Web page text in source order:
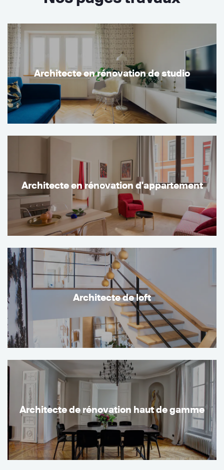
Architecte en rénovation de studio
Architecte en rénovation d'appartement
Architecte de loft
Architecte de rénovation haut de gamme